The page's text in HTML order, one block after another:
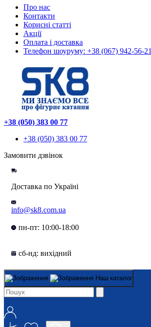
Про нас
Контакти
Корисні статті
Акції
Оплата і доставка
Телефон шоуруму: +38 (067) 942-56-21
+38 (050) 383 00 77
+38 (050) 383 00 77
Замовити дзвінок
Доставка по Україні
info@sk8.com.ua
пн-пт: 10:00-18:00
сб-нд: вихідний
Наш каталог